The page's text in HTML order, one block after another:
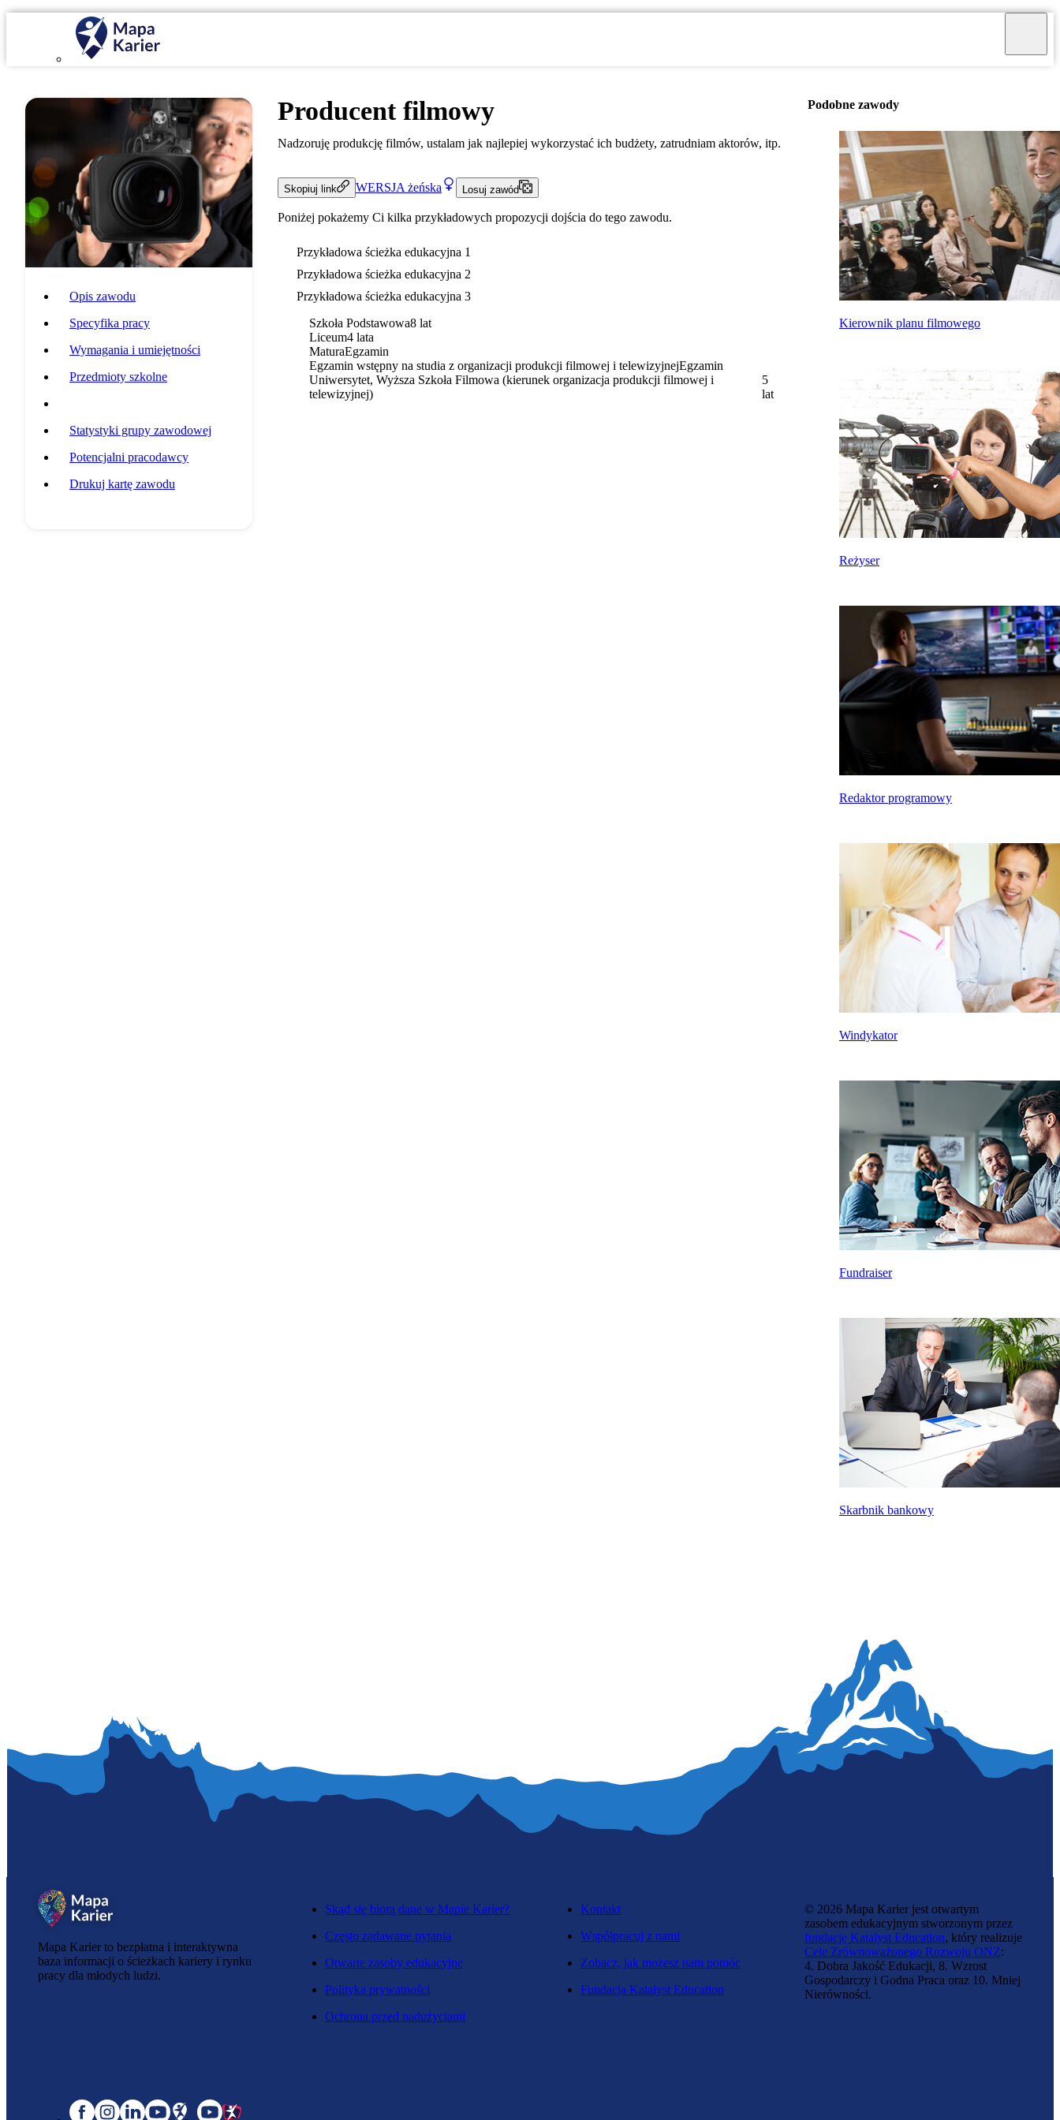
Opis zawodu
Specyfika pracy
Wymagania i umiejętności
Przedmioty szkolne
Statystyki grupy zawodowej
Potencjalni pracodawcy
Drukuj kartę zawodu
Producent filmowy
Nadzoruję produkcję filmów, ustalam jak najlepiej wykorzystać ich budżety, zatrudniam aktorów, itp.
Skopiuj link WERSJA żeńska Losuj zawód
Poniżej pokażemy Ci kilka przykładowych propozycji dojścia do tego zawodu.
Przykładowa ścieżka edukacyjna 1
Przykładowa ścieżka edukacyjna 2
Przykładowa ścieżka edukacyjna 3
Szkoła Podstawowa8 lat
Liceum4 lata
MaturaEgzamin
Egzamin wstępny na studia z organizacji produkcji filmowej i telewizyjnejEgzamin
Uniwersytet, Wyższa Szkoła Filmowa (kierunek organizacja produkcji filmowej i
telewizyjnej)
5
lat
Podobne zawody
Kierownik planu filmowego
Reżyser
Redaktor programowy
Windykator
Fundraiser
Skarbnik bankowy
Mapa Karier to bezpłatna i interaktywna
baza informacji o ścieżkach kariery i rynku
pracy dla młodych ludzi.
Skąd się biorą dane w Mapie Karier?
Często zadawane pytania
Otwarte zasoby edukacyjne
Polityka prywatności
Ochrona przed nadużyciami
Kontakt
Współpracuj z nami
Zobacz, jak możesz nam pomóc
Fundacja Katalyst Education
© 2026 Mapa Karier jest otwartym
zasobem edukacyjnym stworzonym przez
fundację Katalyst Education, który realizuje
Cele Zrównoważonego Rozwoju ONZ:
4. Dobra Jakość Edukacji, 8. Wzrost
Gospodarczy i Godna Praca oraz 10. Mniej
Nierówności.